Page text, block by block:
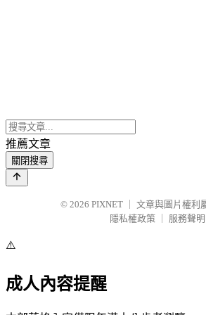
推薦文章
關閉搜尋
© 2026 PIXNET
文章與圖片權利
隱私權政策
服務聲明
⚠️
成人內容提醒